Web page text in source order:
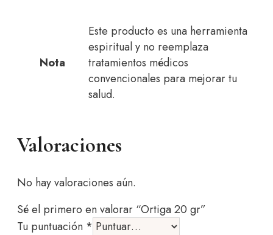
Nota
Este producto es una herramienta
espiritual y no reemplaza
tratamientos médicos
convencionales para mejorar tu
salud.
Valoraciones
No hay valoraciones aún.
Sé el primero en valorar “Ortiga 20 gr”
Tu puntuación *